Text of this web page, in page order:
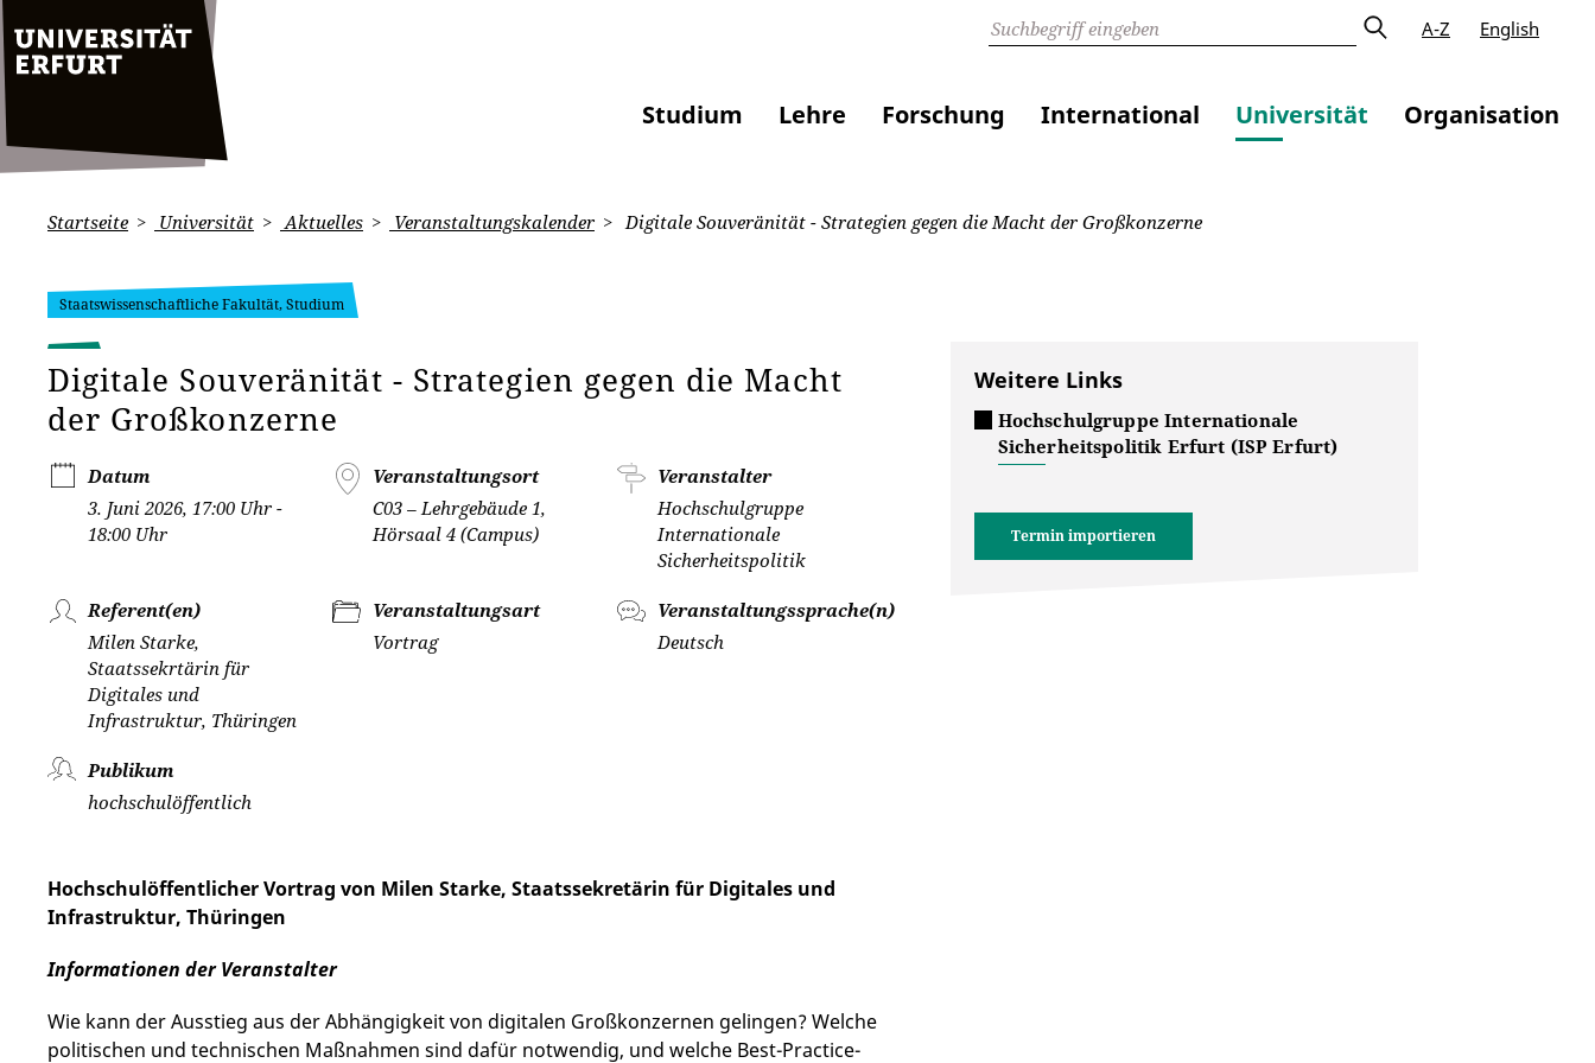
A-Z English
Studium Lehre Forschung International Universität Organisation
Startseite Universität Aktuelles Veranstaltungskalender Digitale Souveränität - Strategien gegen die Macht der Großkonzerne
Staatswissenschaftliche Fakultät, Studium
Digitale Souveränität - Strategien gegen die Macht
der Großkonzerne
Datum
3. Juni 2026, 17:00 Uhr -
18:00 Uhr
Veranstaltungsort
C03 – Lehrgebäude 1,
Hörsaal 4 (Campus)
Veranstalter
Hochschulgruppe
Internationale
Sicherheitspolitik
Referent(en)
Milen Starke,
Staatssekrtärin für
Digitales und
Infrastruktur, Thüringen
Veranstaltungsart
Vortrag
Veranstaltungssprache(n)
Deutsch
Publikum
hochschulöffentlich
Hochschulöffentlicher Vortrag von Milen Starke, Staatssekretärin für Digitales und
Infrastruktur, Thüringen
Informationen der Veranstalter
Wie kann der Ausstieg aus der Abhängigkeit von digitalen Großkonzernen gelingen? Welche
politischen und technischen Maßnahmen sind dafür notwendig, und welche Best-Practice-
Weitere Links
Hochschulgruppe Internationale
Sicherheitspolitik Erfurt (ISP Erfurt)
Termin importieren